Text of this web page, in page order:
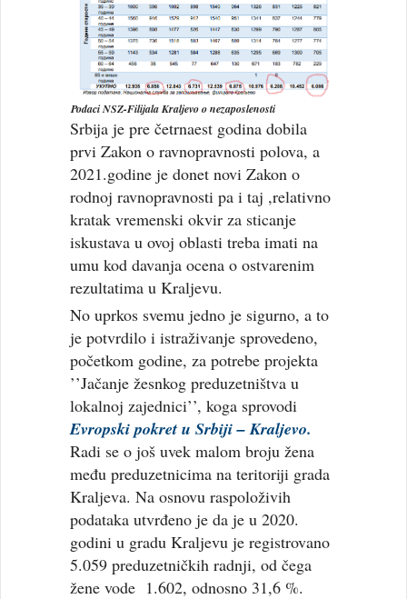
Podaci NSZ-Filijala Kraljevo o nezaposlenosti
Srbija je pre četrnaest godina dobila
prvi Zakon o ravnopravnosti polova, a
2021.godine je donet novi Zakon o
rodnoj ravnopravnosti pa i taj ,relativno
kratak vremenski okvir za sticanje
iskustava u ovoj oblasti treba imati na
umu kod davanja ocena o ostvarenim
rezultatima u Kraljevu.
No uprkos svemu jedno je sigurno, a to
je potvrdilo i istraživanje sprovedeno,
početkom godine, za potrebe projekta
’’Jačanje žesnkog preduzetništva u
lokalnoj zajednici’’, koga sprovodi
Evropski pokret u Srbiji – Kraljevo.
Radi se o još uvek malom broju žena
među preduzetnicima na teritoriji grada
Kraljeva. Na osnovu raspoloživih
podataka utvrđeno je da je u 2020.
godini u gradu Kraljevu je registrovano
5.059 preduzetničkih radnji, od čega
žene vode 1.602, odnosno 31,6 %.